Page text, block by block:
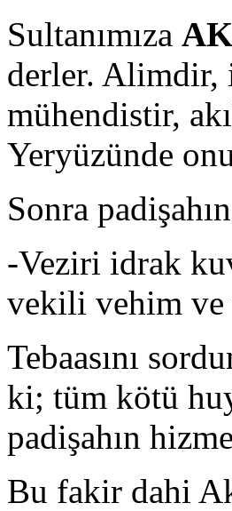
Sultanımıza
derler. Alimdir,
mühendistir,
Yeryüzünde
Sonra
-Veziri idrak
vekili vehim ve
Tebaasını
ki; tüm kötü
padişahın
Bu fakir dahi